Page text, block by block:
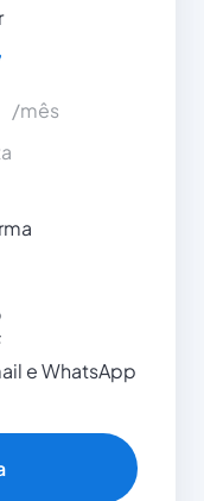
/mês
e WhatsApp